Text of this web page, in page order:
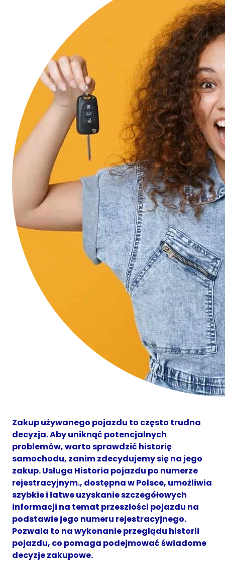
Zakup używanego pojazdu to często trudna
decyzja. Aby uniknąć potencjalnych
problemów, warto sprawdzić historię
samochodu, zanim zdecydujemy się na jego
zakup. Usługa Historia pojazdu po numerze
rejestracyjnym., dostępna w Polsce, umożliwia
szybkie i łatwe uzyskanie szczegółowych
informacji na temat przeszłości pojazdu na
podstawie jego numeru rejestracyjnego.
Pozwala to na wykonanie przeglądu historii
pojazdu, co pomaga podejmować świadome
decyzje zakupowe.